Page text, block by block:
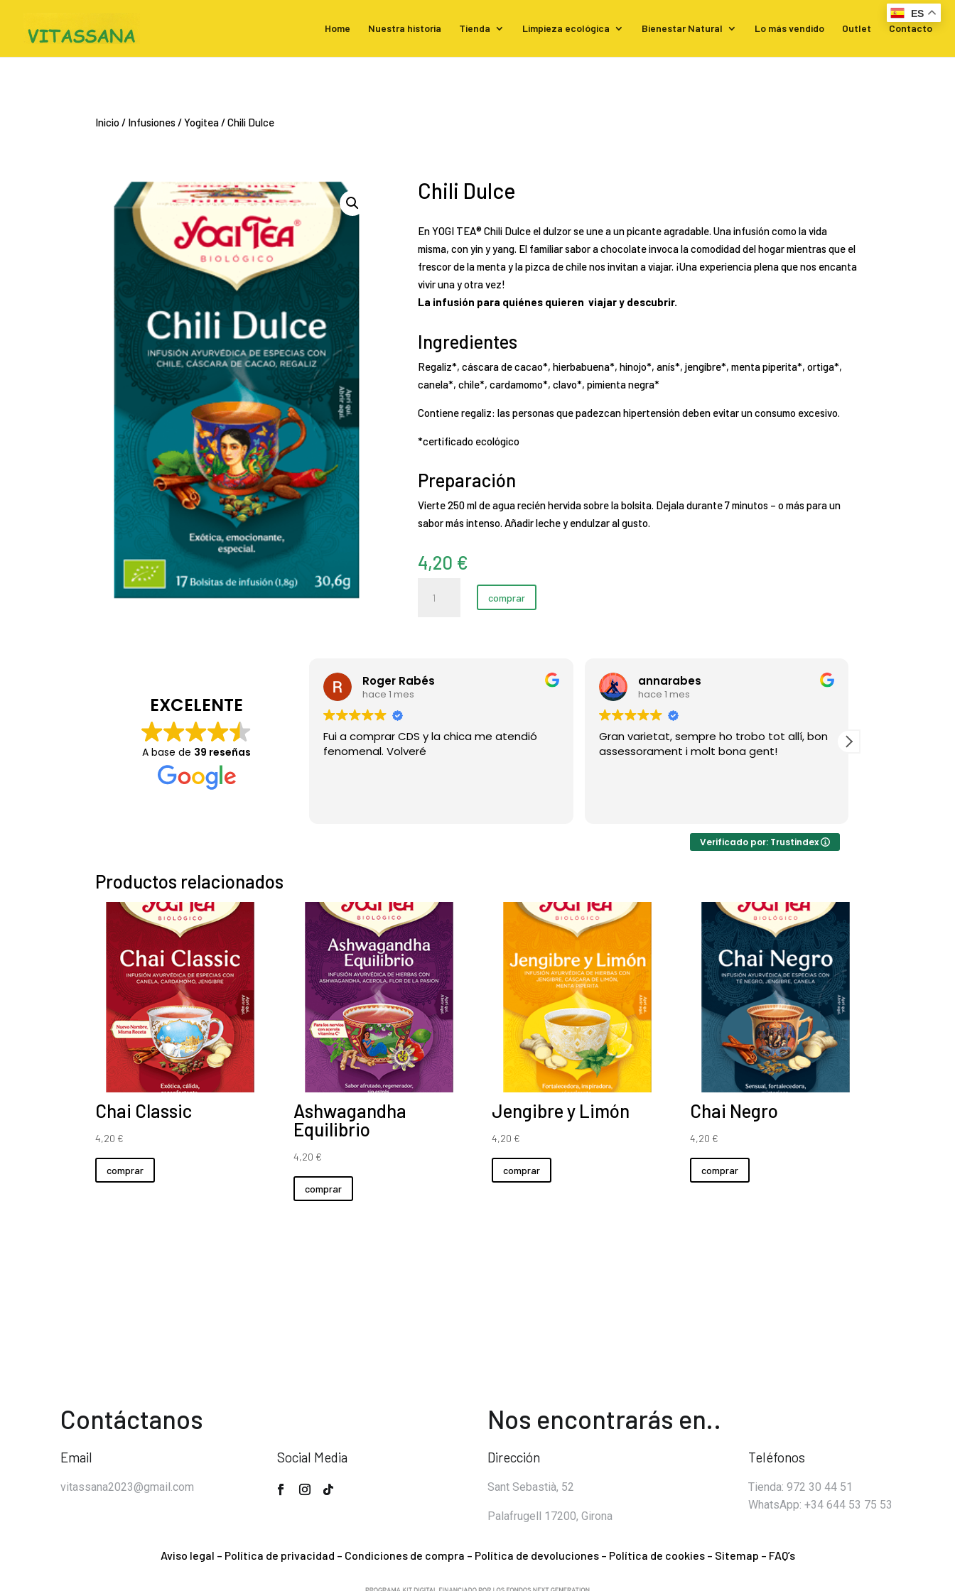
Home Nuestra historia Tienda Limpieza ecológica Bienestar Natural Lo más vendido Outlet Contacto
Inicio/ Infusiones /Yogitea/ Chili Dulce
Chili Dulce
En YOGI TEA® Chili Dulce el dulzor se une a un picante agradable. Una infusión como la vida
misma, con yin y yang. El familiar sabor a chocolate invoca la comodidad del hogar mientras que el
frescor de la menta y la pizca de chile nos invitan a viajar. ¡Una experiencia plena que nos encanta
vivir una y otra vez!
La infusión para quiénes quieren viajar y descubrir.
Ingredientes
Regaliz*, cáscara de cacao*, hierbabuena*, hinojo*, anís*, jengibre*, menta piperita*, ortiga*,
canela*, chile*, cardamomo*, clavo*, pimienta negra*
Contiene regaliz: las personas que padezcan hipertensión deben evitar un consumo excesivo.
*certificado ecológico
Preparación
Vierte 250 ml de agua recién hervida sobre la bolsita. Dejala durante 7 minutos – o más para un
sabor más intenso. Añadir leche y endulzar al gusto.
4,20 €
Dulce
comprar
EXCELENTE
A base de 39 reseñas
Roger Rabés
hace 1 mes
Fui a comprar CDS y la chica me atendió
fenomenal. Volveré
annarabes
hace 1 mes
Gran varietat, sempre ho trobo tot allí, bon
assessorament i molt bona gent!
Verificado por: Trustindex
Productos relacionados
Chai Classic
4,20 €
comprar
Ashwagandha
Equilibrio
4,20 €
comprar
Jengibre y Limón
4,20 €
comprar
Chai Negro
4,20 €
comprar
Contáctanos
Email
vitassana2023@gmail.com
Social Media
Nos encontrarás en..
Dirección
Sant Sebastià, 52
Palafrugell 17200, Girona
Teléfonos
Tienda: 972 30 44 51
WhatsApp: +34 644 53 75 53
Aviso legal – Política de privacidad – Condiciones de compra – Política de devoluciones– Política de cookies– Sitemap – FAQ’s
ES